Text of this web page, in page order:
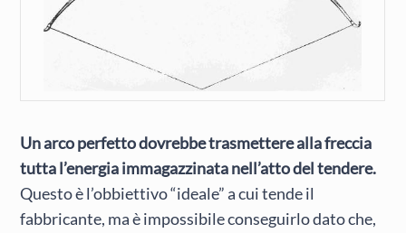
Un arco perfetto dovrebbe trasmettere alla freccia
tutta l’energia immagazzinata nell’atto del tendere.
Questo è l’obbiettivo “ideale” a cui tende il
fabbricante, ma è impossibile conseguirlo dato che,